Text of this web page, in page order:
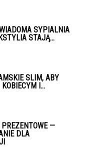
SYPIALNIA
STAJĄ...
SLIM, ABY
I...
—
DLA